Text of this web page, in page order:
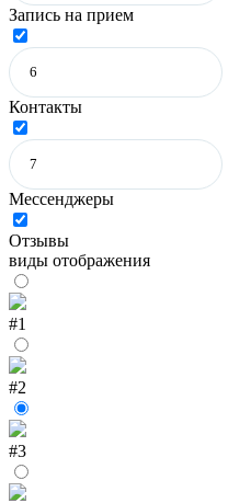
Запись на прием
Контакты
Мессенджеры
Отзывы
виды отображения
#1
#2
#3